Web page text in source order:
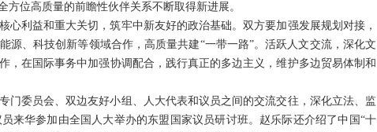
位高质量的前瞻性伙伴关系不断取得新进展。
利益和重大关切，筑牢中新友好的政治基础。双方要加强发展规划对接，
、科技创新等领域合作，高质量共建“一带一路”。活跃人文交流，深化文
在国际事务中加强协调配合，践行真正的多边主义，维护多边贸易体制和
门委员会、双边友好小组、人大代表和议员之间的交流交往，深化立法、监
来华参加由全国人大举办的东盟国家议员研讨班。赵乐际还介绍了中国“十